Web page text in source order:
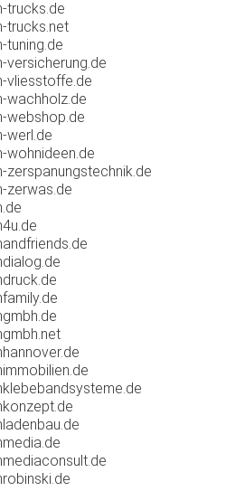
trucks.de
trucks.net
tuning.de
versicherung.de
vliesstoffe.de
wachholz.de
webshop.de
werl.de
wohnideen.de
zerspanungstechnik.de
zerwas.de